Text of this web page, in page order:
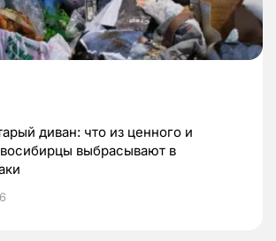
диван: что из ценного и
выбрасывают в